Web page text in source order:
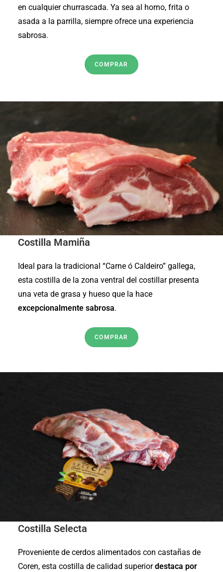
en cualquier churrascada. Ya sea al horno, frita o
asada a la parrilla, siempre ofrece una experiencia
sabrosa.
COMPRAR
Costilla Mamiña
Ideal para la tradicional “Carne ó Caldeiro” gallega,
esta costilla de la zona ventral del costillar presenta
una veta de grasa y hueso que la hace
excepcionalmente sabrosa.
COMPRAR
Costilla Selecta
Proveniente de cerdos alimentados con castañas de
Coren, esta costilla de calidad superiordestaca por